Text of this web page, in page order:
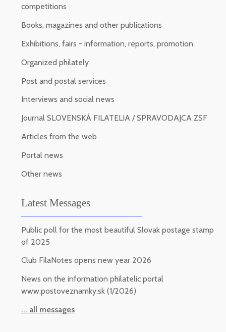
competitions
Books, magazines and other publications
Exhibitions, fairs - information, reports, promotion
Organized philately
Post and postal services
Interviews and social news
Journal SLOVENSKÁ FILATELIA / SPRAVODAJCA ZSF
Articles from the web
Portal news
Other news
Latest Messages
Public poll for the most beautiful Slovak postage stamp
of 2025
Club FilaNotes opens new year 2026
News on the information philatelic portal
www.postoveznamky.sk (1/2026)
... all messages